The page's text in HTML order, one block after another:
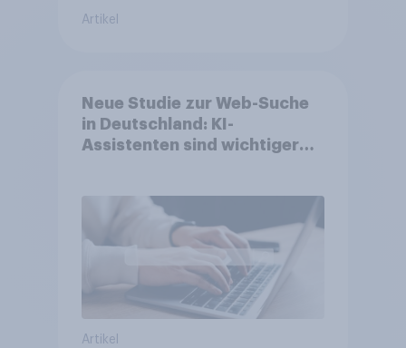
Artikel
Neue Studie zur Web-Suche
in Deutschland: KI-
Assistenten sind wichtiger
Artikel